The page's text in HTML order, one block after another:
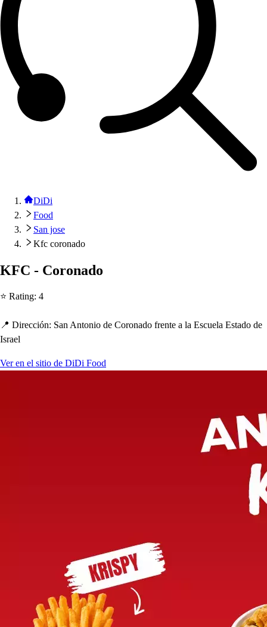
DiDi
Food
San jose
Kfc coronado
KFC - Coronado
⭐ Rating: 4
📍 Dirección: San Antonio de Coronado frente a la Escuela Estado de
Israel
Ver en el sitio de DiDi Food